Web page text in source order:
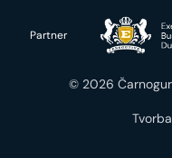
Partner
© 2026